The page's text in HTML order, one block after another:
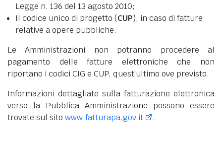
Legge n. 136 del 13 agosto 2010;
Il codice unico di progetto (CUP), in caso di fatture
relative a opere pubbliche.
Le Amministrazioni non potranno procedere al
pagamento delle fatture elettroniche che non
riportano i codici CIG e CUP, quest'ultimo ove previsto.
Informazioni dettagliate sulla fatturazione elettronica
verso la Pubblica Amministrazione possono essere
trovate sul sito www.fatturapa.gov.it .